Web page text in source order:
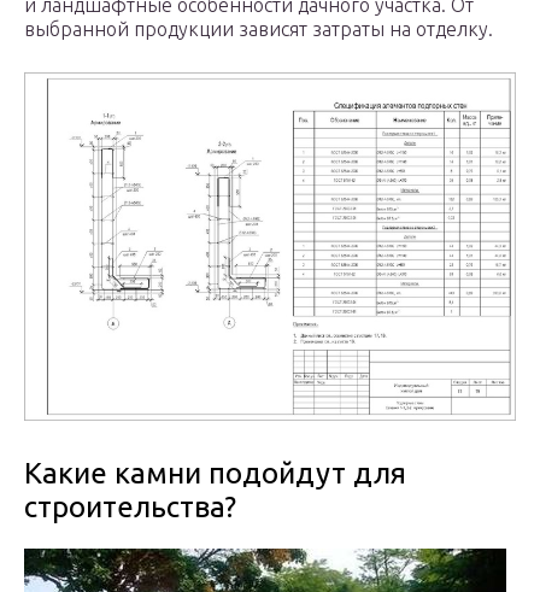
и ландшафтные особенности дачного участка. От
выбранной продукции зависят затраты на отделку.
Какие камни подойдут для
строительства?